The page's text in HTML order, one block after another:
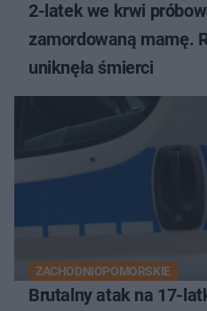
2-latek we krwi
zamordowaną mamę.
uniknęła śmierci
ZACHODNIOPOMORSKIE
Brutalny atak na 17-